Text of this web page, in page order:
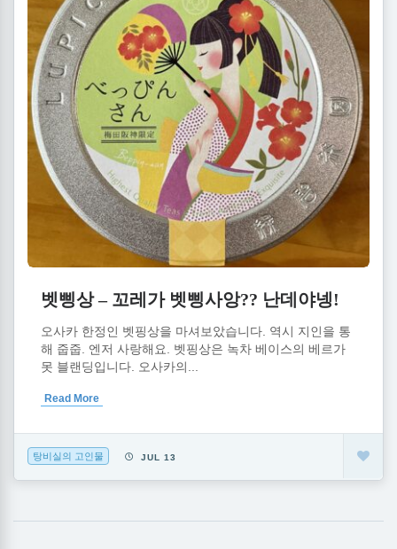
벳삥상 – 꼬레가 벳삥사앙?? 난데야넹!
오사카 한정인 벳핑상을 마셔보았습니다. 역시 지인을 통
해 줍줍. 엔저 사랑해요. 벳핑상은 녹차 베이스의 베르가
못 블랜딩입니다. 오사카의...
Read More
탕비실의 고인물 JUL 13